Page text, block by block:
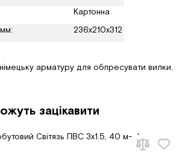
Картонна
236х210х312
арматуру для обпресувати вилки.
зацікавити